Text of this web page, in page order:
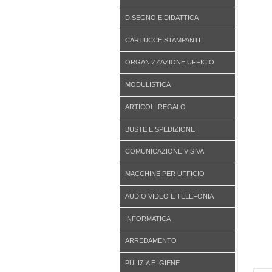
DISEGNO E DIDATTICA
CARTUCCE STAMPANTI
ORGANIZZAZIONE UFFICIO
MODULISTICA
ARTICOLI REGALO
BUSTE E SPEDIZIONE
COMUNICAZIONE VISIVA
MACCHINE PER UFFICIO
AUDIO VIDEO E TELEFONIA
INFORMATICA
ARREDAMENTO
PULIZIA E IGIENE